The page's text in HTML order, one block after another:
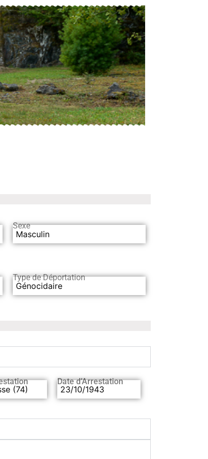
Sexe
Masculin
Type de Déportation
Génocidaire
(74)
Date d’Arrestation
23/10/1943